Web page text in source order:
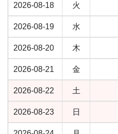
2026-08-18 火
2026-08-19 水
2026-08-20 木
2026-08-21 金
2026-08-22 土
2026-08-23 日